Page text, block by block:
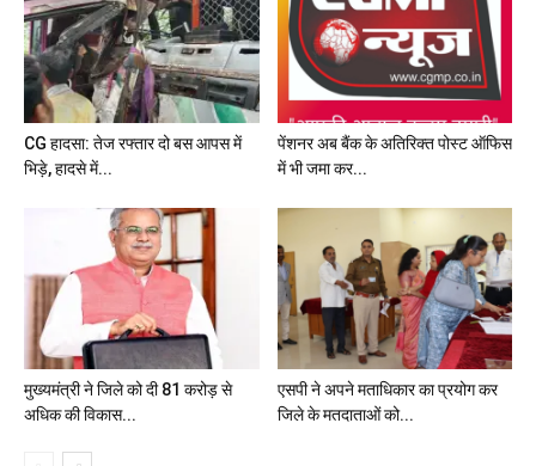
CG हादसा: तेज रफ्तार दो बस आपस में
भिड़े, हादसे में...
पेंशनर अब बैंक के अतिरिक्त पोस्ट ऑफिस
में भी जमा कर...
मुख्यमंत्री ने जिले को दी 81 करोड़ से
अधिक की विकास...
एसपी ने अपने मताधिकार का प्रयोग कर
जिले के मतदाताओं को...